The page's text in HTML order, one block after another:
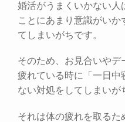
婚活がうまくいかない人
ことにあまり意識がいか
てしまいがちです。
そのため、お見合いや
疲れている時に「一日中
ない対処をしてしまいが
それは体の疲れを取るた